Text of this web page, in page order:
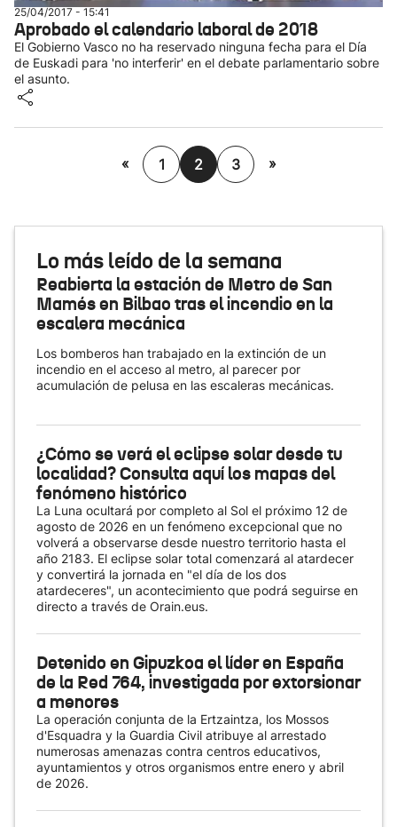
25/04/2017 - 15:41
Aprobado el calendario laboral de 2018
El Gobierno Vasco no ha reservado ninguna fecha para el Día
de Euskadi para 'no interferir' en el debate parlamentario sobre
el asunto.
« 1 2 3 »
Lo más leído de la semana
Reabierta la estación de Metro de San
Mamés en Bilbao tras el incendio en la
escalera mecánica
Los bomberos han trabajado en la extinción de un
incendio en el acceso al metro, al parecer por
acumulación de pelusa en las escaleras mecánicas.
¿Cómo se verá el eclipse solar desde tu
localidad? Consulta aquí los mapas del
fenómeno histórico
La Luna ocultará por completo al Sol el próximo 12 de
agosto de 2026 en un fenómeno excepcional que no
volverá a observarse desde nuestro territorio hasta el
año 2183. El eclipse solar total comenzará al atardecer
y convertirá la jornada en "el día de los dos
atardeceres", un acontecimiento que podrá seguirse en
directo a través de Orain.eus.
Detenido en Gipuzkoa el líder en España
de la Red 764, investigada por extorsionar
a menores
La operación conjunta de la Ertzaintza, los Mossos
d'Esquadra y la Guardia Civil atribuye al arrestado
numerosas amenazas contra centros educativos,
ayuntamientos y otros organismos entre enero y abril
de 2026.